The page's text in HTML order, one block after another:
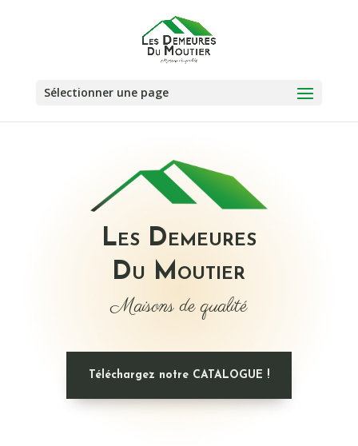
Sélectionner une page
Les Demeures
Du Moutier
Maisons de qualité
Téléchargez notre CATALOGUE !